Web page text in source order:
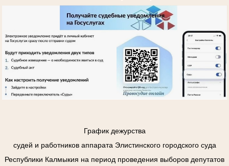
График дежурства
судей и работников аппарата Элистинского городского суда
Республики Калмыкия на период проведения выборов депутатов